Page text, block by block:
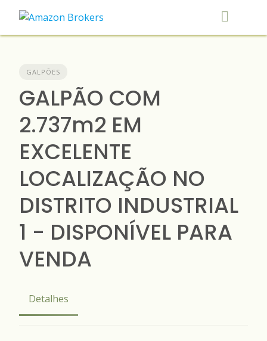
content
GALPÕES
GALPÃO COM
2.737m2 EM
EXCELENTE
LOCALIZAÇÃO NO
DISTRITO INDUSTRIAL
1 - DISPONÍVEL PARA
VENDA
Detalhes